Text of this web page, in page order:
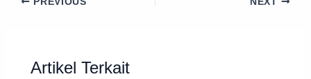
Artikel Terkait